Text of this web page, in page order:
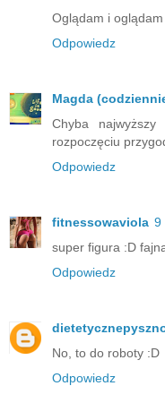
Oglądam i oglądam
Odpowiedz
Magda
Chyba
rozpoczęciu
Odpowiedz
fitnessowaviola 9
super figura :D
Odpowiedz
No, to do roboty :D
Odpowiedz